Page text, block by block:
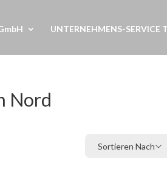
UNTERNEHMENS-SERVICE
Nord
Sortieren Nach